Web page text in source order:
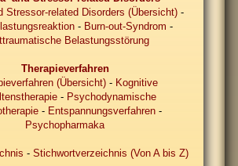
Stressor-related Disorders (Übersicht) -
- Burn-out-Syndrom -
Belastungsstörung
Therapieverfahren
(Übersicht) - Kognitive
- Psychodynamische
- Entspannungsverfahren -
Psychopharmaka
-Stichwortverzeichnis (Von A bis Z)